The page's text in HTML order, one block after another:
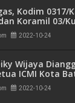
Kodim
Koramil 03/
2022-10-24
Wijaya
ICMI Kota
2022-10-24